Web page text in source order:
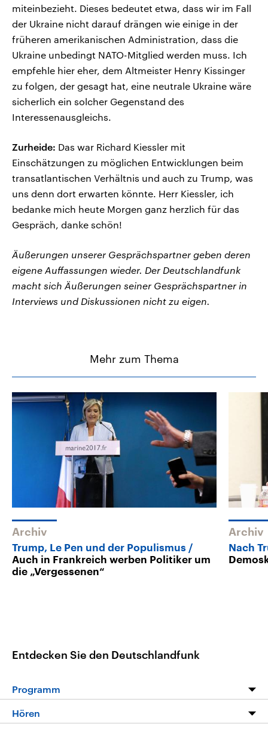
miteinbezieht. Dieses bedeutet etwa, dass wir im Fall
der Ukraine nicht darauf drängen wie einige in der
früheren amerikanischen Administration, dass die
Ukraine unbedingt NATO-Mitglied werden muss. Ich
empfehle hier eher, dem Altmeister Henry Kissinger
zu folgen, der gesagt hat, eine neutrale Ukraine wäre
sicherlich ein solcher Gegenstand des
Interessenausgleichs.
Zurheide: Das war Richard Kiessler mit
Einschätzungen zu möglichen Entwicklungen beim
transatlantischen Verhältnis und auch zu Trump, was
uns denn dort erwarten könnte. Herr Kiessler, ich
bedanke mich heute Morgen ganz herzlich für das
Gespräch, danke schön!
Äußerungen unserer Gesprächspartner geben deren
eigene Auffassungen wieder. Der Deutschlandfunk
macht sich Äußerungen seiner Gesprächspartner in
Interviews und Diskussionen nicht zu eigen.
Mehr zum Thema
Archiv
Trump, Le Pen und der Populismus
Auch in Frankreich werben Politiker um
die „Vergessenen“
Archiv
Nach
Entdecken Sie den Deutschlandfunk
Programm
Programm
Hören